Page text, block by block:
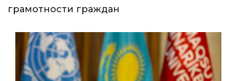
грамотности граждан